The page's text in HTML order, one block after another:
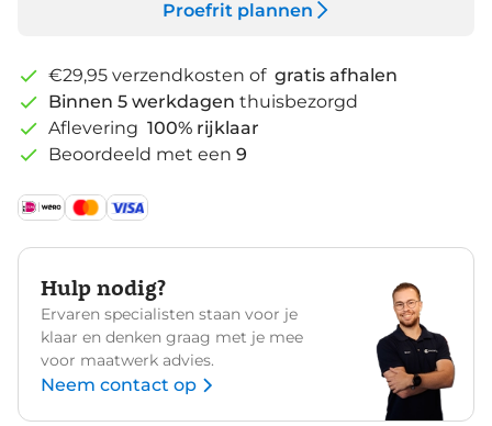
Proefrit plannen
€29,95 verzendkosten of gratis afhalen
Binnen 5 werkdagen thuisbezorgd
Aflevering 100% rijklaar
Beoordeeld met een 9
Hulp nodig?
Ervaren specialisten staan voor je
klaar en denken graag met je mee
voor maatwerk advies.
Neem contact op